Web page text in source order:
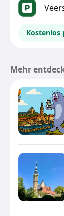
Kostenlos
Mehr